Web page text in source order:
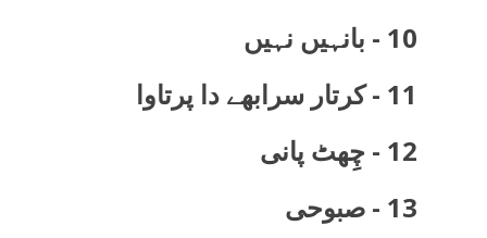
13 - صبوحی
12 - چِھٹ پانی
11 - کرتار سرابھے دا پرتاوا
10 - بانہیں نہیں